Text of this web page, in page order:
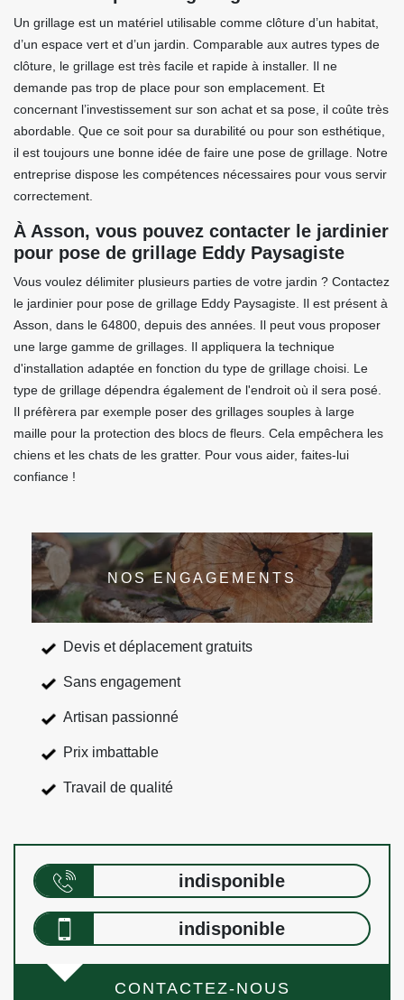
Un grillage est un matériel utilisable comme clôture d’un habitat,
d’un espace vert et d’un jardin. Comparable aux autres types de
clôture, le grillage est très facile et rapide à installer. Il ne
demande pas trop de place pour son emplacement. Et
concernant l’investissement sur son achat et sa pose, il coûte très
abordable. Que ce soit pour sa durabilité ou pour son esthétique,
il est toujours une bonne idée de faire une pose de grillage. Notre
entreprise dispose les compétences nécessaires pour vous servir
correctement.
À Asson, vous pouvez contacter le jardinier
pour pose de grillage Eddy Paysagiste
Vous voulez délimiter plusieurs parties de votre jardin ? Contactez
le jardinier pour pose de grillage Eddy Paysagiste. Il est présent à
Asson, dans le 64800, depuis des années. Il peut vous proposer
une large gamme de grillages. Il appliquera la technique
d'installation adaptée en fonction du type de grillage choisi. Le
type de grillage dépendra également de l'endroit où il sera posé.
Il préfèrera par exemple poser des grillages souples à large
maille pour la protection des blocs de fleurs. Cela empêchera les
chiens et les chats de les gratter. Pour vous aider, faites-lui
confiance !
NOS ENGAGEMENTS
Devis et déplacement gratuits
Sans engagement
Artisan passionné
Prix imbattable
Travail de qualité
indisponible
indisponible
CONTACTEZ-NOUS